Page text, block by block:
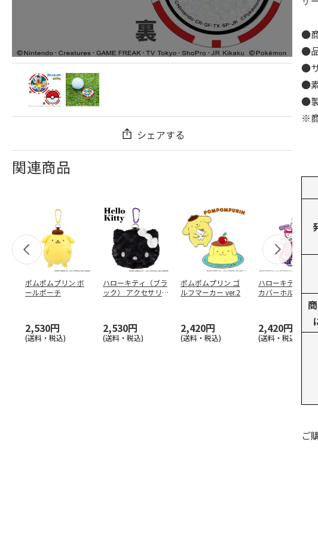
シェアする
関連商品
ポムポムプリン ボ
ールポーチ
2,530円
(送料・税込)
ハローキティ（ブラ
ック） アクセサリ
2,530円
(送料・税込)
ポムポムプリン ゴ
ルフマーカー ver.2
2,420円
(送料・税込)
ハローキティパター
カバーホルダー＆
ームプレート（ゴ
2,420円
(送料・税込)
●
●
●
●
●
※
ご